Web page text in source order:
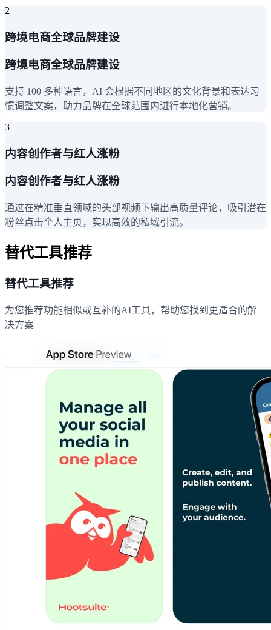
2
跨境电商全球品牌建设
跨境电商全球品牌建设
支持 100 多种语言，AI 会根据不同地区的文化背景和表达习
惯调整文案，助力品牌在全球范围内进行本地化营销。
3
内容创作者与红人涨粉
内容创作者与红人涨粉
通过在精准垂直领域的头部视频下输出高质量评论，吸引潜在
粉丝点击个人主页，实现高效的私域引流。
替代工具推荐
替代工具推荐
为您推荐功能相似或互补的AI工具，帮助您找到更适合的解
决方案